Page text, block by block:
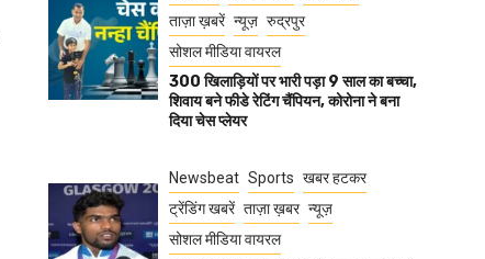
ताज़ा ख़बरें न्यूज़ रुद्रपुर
सोशल मीडिया वायरल
300 खिलाड़ियों पर भारी पड़ा 9 साल का बच्चा,
शिवाय बने फीडे रेटिंग चैंपियन, कोरोना ने बना
दिया चेस प्लेयर
Newsbeat Sports खबर हटकर
ट्रेंडिंग खबरें ताज़ा ख़बर न्यूज़
सोशल मीडिया वायरल